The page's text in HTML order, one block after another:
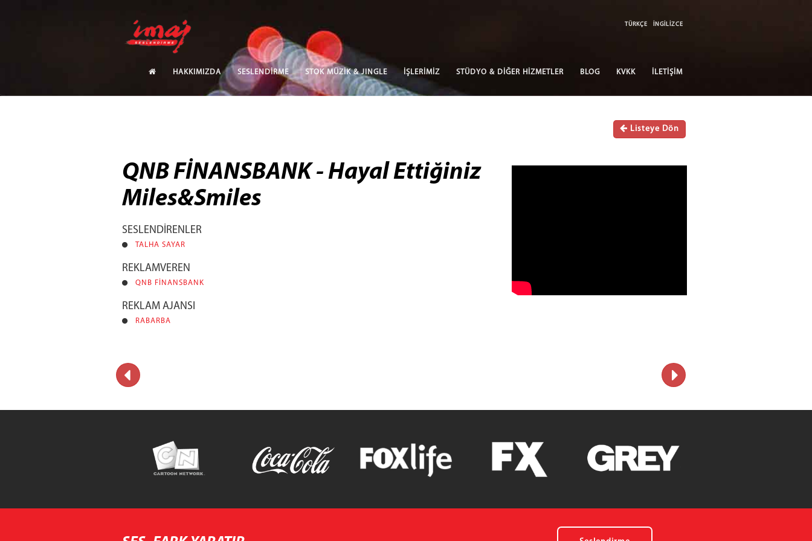
TÜRKÇE İNGİLİZCE
HAKKIMIZDA SESLENDİRME STOK MÜZİK & JINGLE İŞLERİMİZ STÜDYO & DİĞER HİZMETLER BLOG KVKK İLETİŞİM
Listeye Dön
QNB FİNANSBANK - Hayal Ettiğiniz
Miles&Smiles
SESLENDİRENLER
TALHA SAYAR
REKLAMVEREN
QNB FİNANSBANK
REKLAM AJANSI
RABARBA